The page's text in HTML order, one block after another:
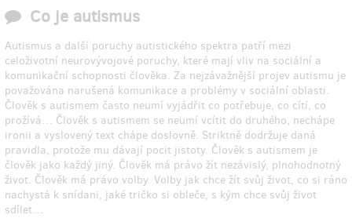
Co je autismus
Autismus a další poruchy autistického spektra patří mezi
celoživotní neurovývojové poruchy, které mají vliv na sociální a
komunikační schopnosti člověka. Za nejzávažnější projev autismu je
považována narušená komunikace a problémy v sociální oblasti.
Člověk s autismem často neumí vyjádřit co potřebuje, co cítí, co
prožívá… Člověk s autismem se neumí vcítit do druhého, nechápe
ironii a vyslovený text chápe doslovně. Striktně dodržuje daná
pravidla, protože mu dávají pocit jistoty. Člověk s autismem je
člověk jako každý jiný. Člověk má právo žít nezávislý, plnohodnotný
život. Člověk má právo volby. Volby jak chce žít svůj život, co si ráno
nachystá k snídani, jaké tričko si obleče, s kým chce svůj život
sdílet…